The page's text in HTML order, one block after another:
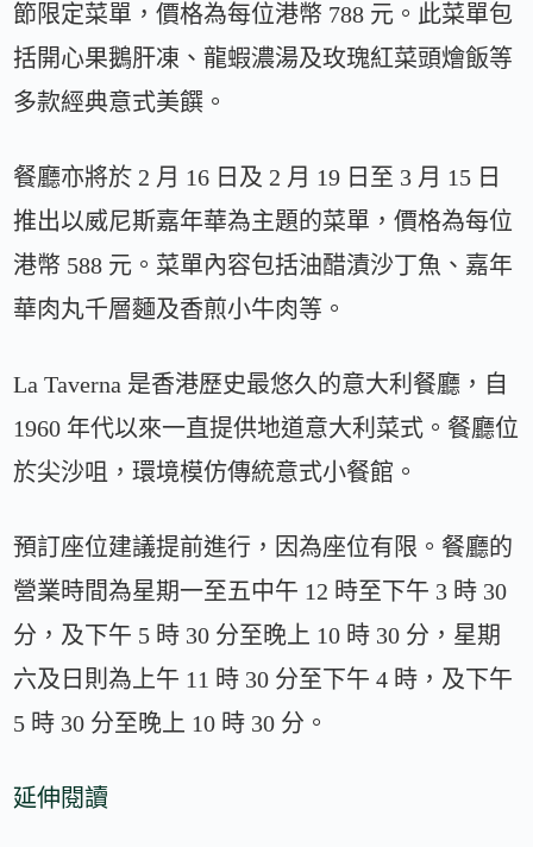
節限定菜單，價格為每位港幣 788 元。此菜單包
括開心果鵝肝凍、龍蝦濃湯及玫瑰紅菜頭燴飯等
多款經典意式美饌。
餐廳亦將於 2 月 16 日及 2 月 19 日至 3 月 15 日
推出以威尼斯嘉年華為主題的菜單，價格為每位
港幣 588 元。菜單內容包括油醋漬沙丁魚、嘉年
華肉丸千層麵及香煎小牛肉等。
La Taverna 是香港歷史最悠久的意大利餐廳，自
1960 年代以來一直提供地道意大利菜式。餐廳位
於尖沙咀，環境模仿傳統意式小餐館。
預訂座位建議提前進行，因為座位有限。餐廳的
營業時間為星期一至五中午 12 時至下午 3 時 30
分，及下午 5 時 30 分至晚上 10 時 30 分，星期
六及日則為上午 11 時 30 分至下午 4 時，及下午
5 時 30 分至晚上 10 時 30 分。
延伸閱讀